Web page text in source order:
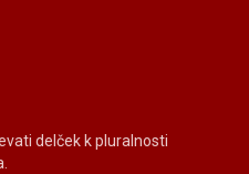
delček k pluralnosti